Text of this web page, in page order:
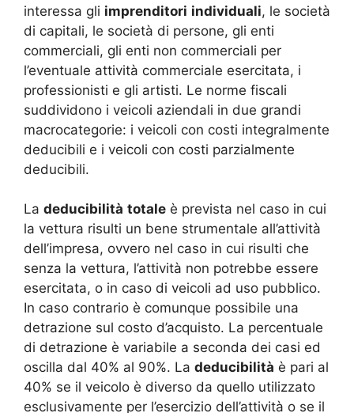
interessa gli imprenditori individuali, le società
di capitali, le società di persone, gli enti
commerciali, gli enti non commerciali per
l’eventuale attività commerciale esercitata, i
professionisti e gli artisti. Le norme fiscali
suddividono i veicoli aziendali in due grandi
macrocategorie: i veicoli con costi integralmente
deducibili e i veicoli con costi parzialmente
deducibili.
La deducibilità totale è prevista nel caso in cui
la vettura risulti un bene strumentale all’attività
dell’impresa, ovvero nel caso in cui risulti che
senza la vettura, l’attività non potrebbe essere
esercitata, o in caso di veicoli ad uso pubblico.
In caso contrario è comunque possibile una
detrazione sul costo d’acquisto. La percentuale
di detrazione è variabile a seconda dei casi ed
oscilla dal 40% al 90%. La deducibilità è pari al
40% se il veicolo è diverso da quello utilizzato
esclusivamente per l’esercizio dell’attività o se il